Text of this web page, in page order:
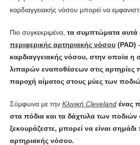
καρδιαγγειακής νόσου μπορεί να
Πιο συγκεκριμένα, τα συμπτώματα αυτά
περιφερικής αρτηριακής νόσου (PAD)
καρδιαγγειακής νόσου, στην οποία
λιπαρών εναποθέσεων στις αρτηρίες
παροχή αίματος στους μύες των
Σύμφωνα με την Κλινική Cleveland ένας
στα πόδια και τα δάχτυλα των
ξεκουράζεστε, μπορεί να είναι σημάδι
αρτηριακής νόσου.